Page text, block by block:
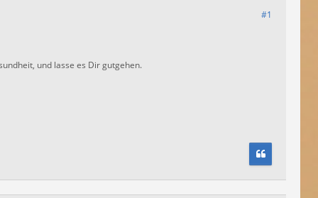
#1
und lasse es Dir gutgehen.